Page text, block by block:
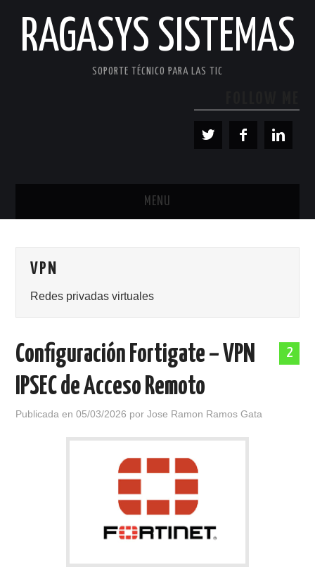
RAGASYS SISTEMAS
SOPORTE TÉCNICO PARA LAS TIC
MENU
ACERCA DE
POLÍTICA DE PRIVACIDAD
VPN
Redes privadas virtuales
2
Configuración Fortigate – VPN
IPSEC de Acceso Remoto
Publicada en05/03/2026 porJose Ramon Ramos Gata